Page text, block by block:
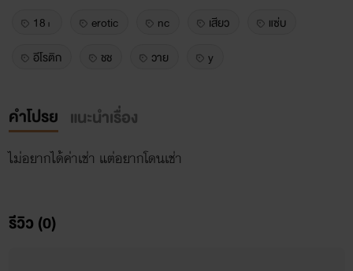
18+ erotic nc เสียว
แซ่บ
อีโรติก
ชช วาย y
คำโปรย แนะนำเรื่อง
ไม่อยากได้ค่าเช่า แต่อยากโดนเช่า
รีวิว (0)